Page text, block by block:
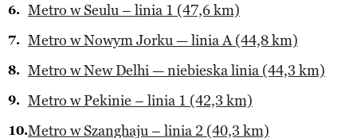
Metro w Seulu – linia 1 (47,6 km)
Metro w Nowym Jorku — linia A (44,8 km)
Metro w New Delhi — niebieska linia (44,3 km)
Metro w Pekinie – linia 1 (42,3 km)
Metro w Szanghaju – linia 2 (40,3 km)